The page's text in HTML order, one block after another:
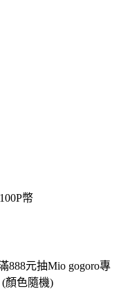
幣
888元抽Mio gogoro專
顏色隨機)